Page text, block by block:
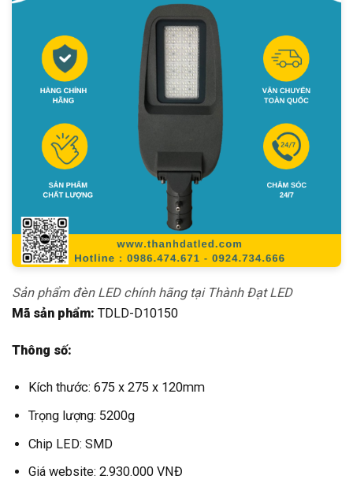
Sản phẩm đèn LED chính hãng tại Thành Đạt LED
Mã sản phẩm: TDLD-D10150
Thông số:
Kích thước: 675 x 275 x 120mm
Trọng lượng: 5200g
Chip LED: SMD
Giá website: 2.930.000 VNĐ